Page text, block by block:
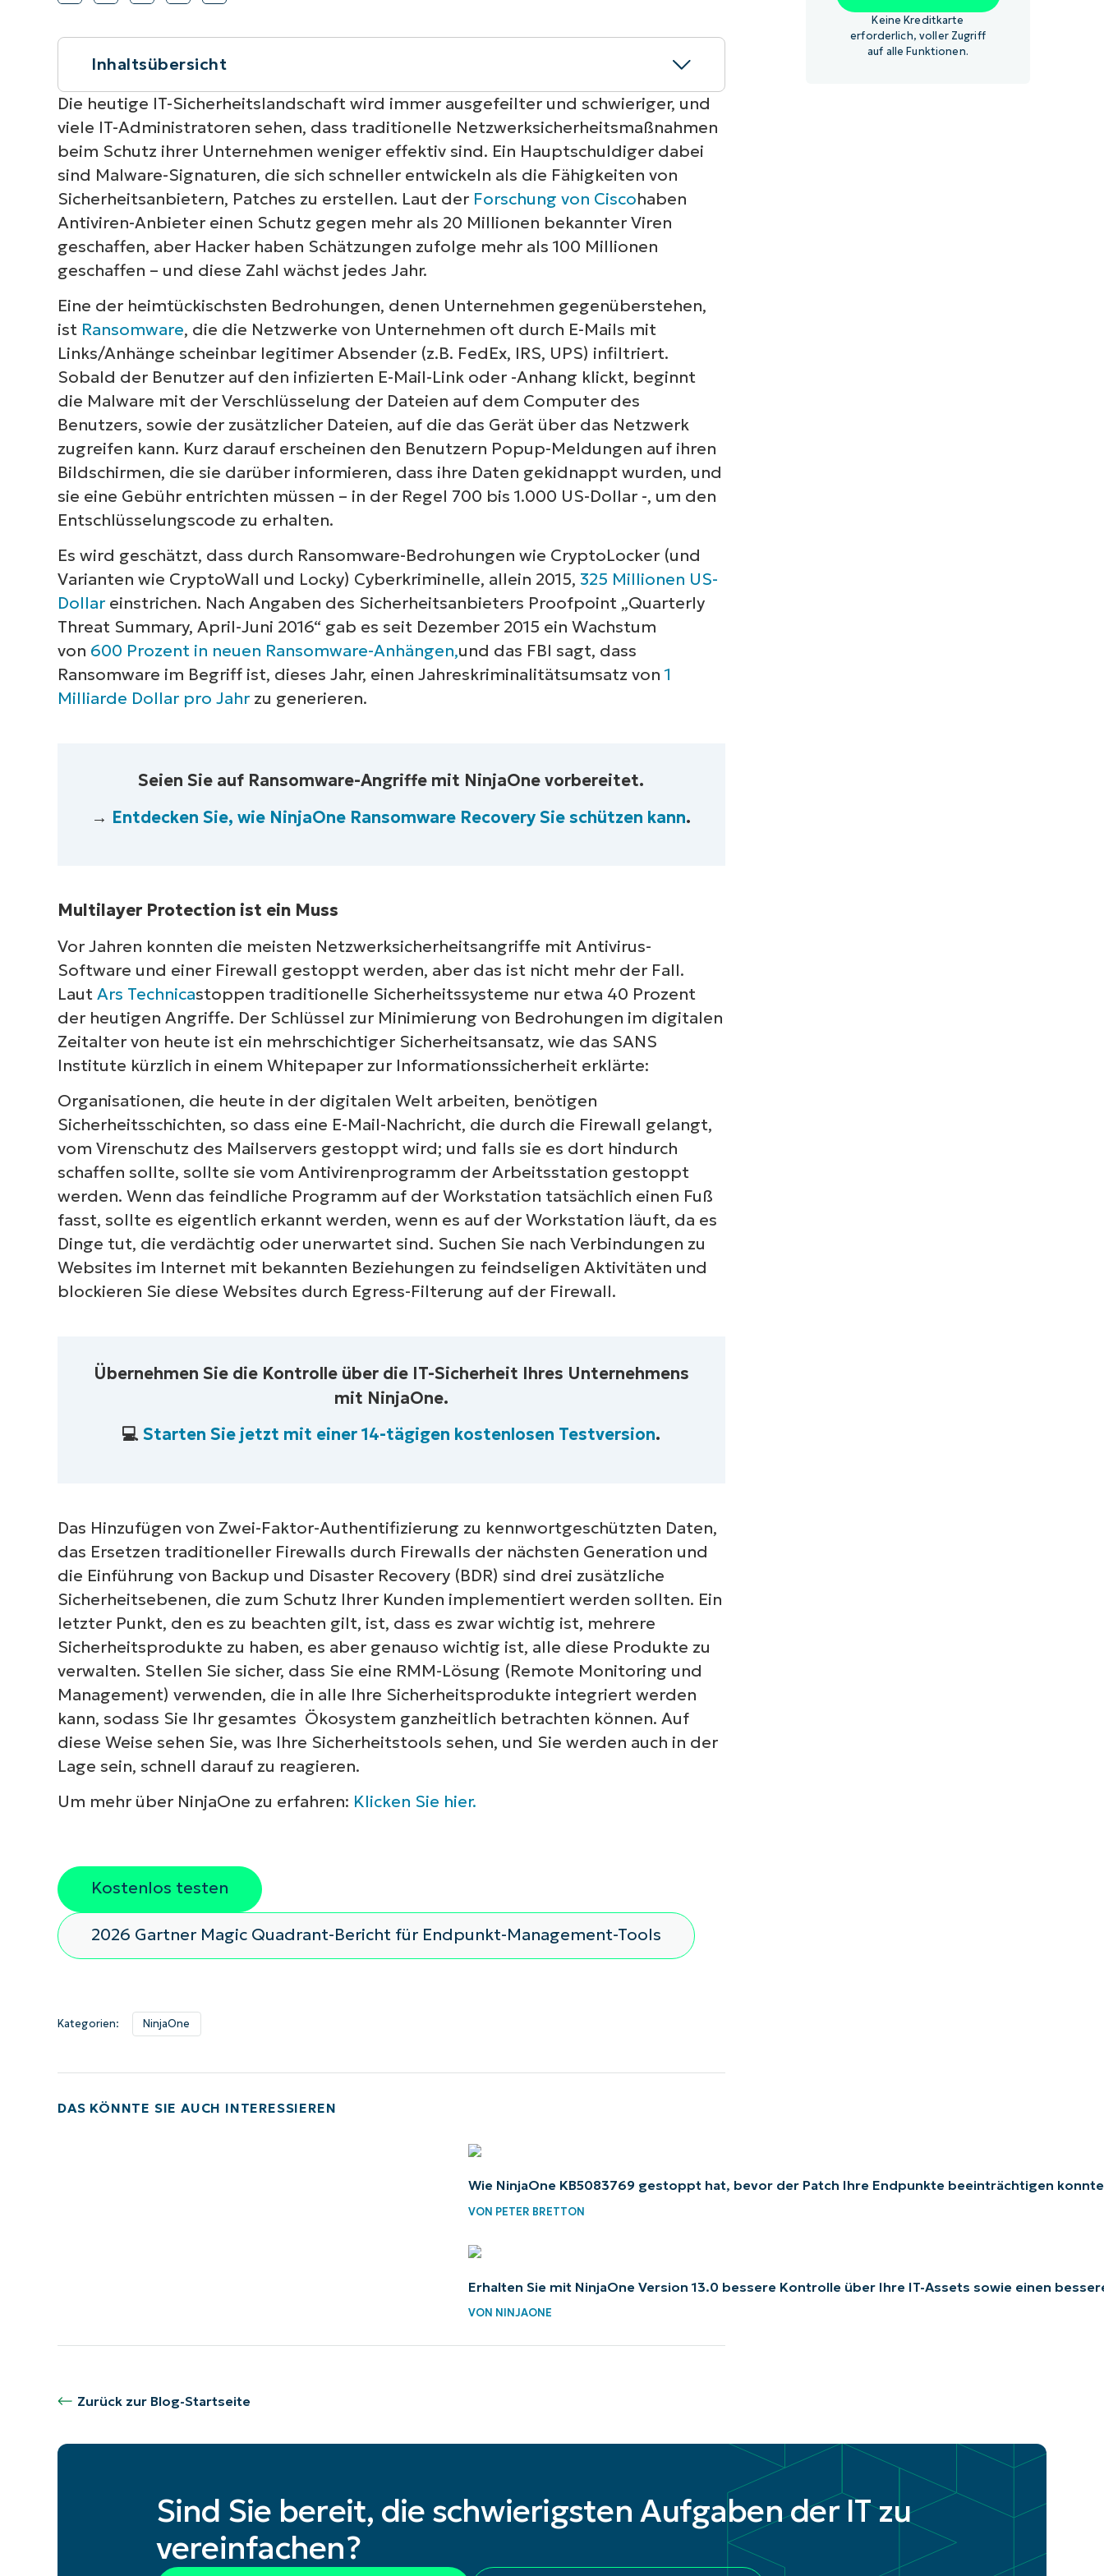
VERTRIEB KONTAKTIEREN PRODUKTVORSTELLUNG ANSEHEN
PRODUKT-
VERTRIEB KONTAKTIEREN
VERTRIEB KONTAKTIEREN PRODUKTVORSTELLUNG ANSEHEN
Inhaltsübersicht
Kurzüberblick
Die heutige IT-Sicherheitslandschaft wird immer ausgefeilter und schwieriger, und
viele IT-Administratoren sehen, dass traditionelle Netzwerksicherheitsmaßnahmen
beim Schutz ihrer Unternehmen weniger effektiv sind. Ein Hauptschuldiger dabei
sind Malware-Signaturen, die sich schneller entwickeln als die Fähigkeiten von
Sicherheitsanbietern, Patches zu erstellen. Laut der Forschung von Ciscohaben
Antiviren-Anbieter einen Schutz gegen mehr als 20 Millionen bekannter Viren
geschaffen, aber Hacker haben Schätzungen zufolge mehr als 100 Millionen
geschaffen – und diese Zahl wächst jedes Jahr.
Eine der heimtückischsten Bedrohungen, denen Unternehmen gegenüberstehen,
ist Ransomware, die die Netzwerke von Unternehmen oft durch E-Mails mit
Links/Anhänge scheinbar legitimer Absender (z.B. FedEx, IRS, UPS) infiltriert.
Sobald der Benutzer auf den infizierten E-Mail-Link oder -Anhang klickt, beginnt
die Malware mit der Verschlüsselung der Dateien auf dem Computer des
Benutzers, sowie der zusätzlicher Dateien, auf die das Gerät über das Netzwerk
zugreifen kann. Kurz darauf erscheinen den Benutzern Popup-Meldungen auf ihren
Bildschirmen, die sie darüber informieren, dass ihre Daten gekidnappt wurden, und
sie eine Gebühr entrichten müssen – in der Regel 700 bis 1.000 US-Dollar -, um den
Entschlüsselungscode zu erhalten.
Es wird geschätzt, dass durch Ransomware-Bedrohungen wie CryptoLocker (und
Varianten wie CryptoWall und Locky) Cyberkriminelle, allein 2015, 325 Millionen US-
Dollareinstrichen. Nach Angaben des Sicherheitsanbieters Proofpoint „Quarterly
Threat Summary, April-Juni 2016“ gab es seit Dezember 2015 ein Wachstum
von 600 Prozent in neuen Ransomware-Anhängen,und das FBI sagt, dass
Ransomware im Begriff ist, dieses Jahr, einen Jahreskriminalitätsumsatz von1
Milliarde Dollar pro Jahrzu generieren.
Seien Sie auf Ransomware-Angriffe mit NinjaOne vorbereitet.
→ Entdecken Sie, wie NinjaOne Ransomware Recovery Sie schützen kann.
Multilayer Protection ist ein Muss
Vor Jahren konnten die meisten Netzwerksicherheitsangriffe mit Antivirus-
Software und einer Firewall gestoppt werden, aber das ist nicht mehr der Fall.
Laut Ars Technicastoppen traditionelle Sicherheitssysteme nur etwa 40 Prozent
der heutigen Angriffe. Der Schlüssel zur Minimierung von Bedrohungen im digitalen
Zeitalter von heute ist ein mehrschichtiger Sicherheitsansatz, wie das SANS
Institute kürzlich in einem Whitepaper zur Informationssicherheit erklärte:
Organisationen, die heute in der digitalen Welt arbeiten, benötigen
Sicherheitsschichten, so dass eine E-Mail-Nachricht, die durch die Firewall gelangt,
vom Virenschutz des Mailservers gestoppt wird; und falls sie es dort hindurch
schaffen sollte, sollte sie vom Antivirenprogramm der Arbeitsstation gestoppt
werden. Wenn das feindliche Programm auf der Workstation tatsächlich einen Fuß
fasst, sollte es eigentlich erkannt werden, wenn es auf der Workstation läuft, da es
Dinge tut, die verdächtig oder unerwartet sind. Suchen Sie nach Verbindungen zu
Websites im Internet mit bekannten Beziehungen zu feindseligen Aktivitäten und
blockieren Sie diese Websites durch Egress-Filterung auf der Firewall.
Übernehmen Sie die Kontrolle über die IT-Sicherheit Ihres Unternehmens
mit NinjaOne.
💻Starten Sie jetzt mit einer 14-tägigen kostenlosen Testversion.
Das Hinzufügen von Zwei-Faktor-Authentifizierung zu kennwortgeschützten Daten,
das Ersetzen traditioneller Firewalls durch Firewalls der nächsten Generation und
die Einführung von Backup und Disaster Recovery (BDR) sind drei zusätzliche
Sicherheitsebenen, die zum Schutz Ihrer Kunden implementiert werden sollten. Ein
letzter Punkt, den es zu beachten gilt, ist, dass es zwar wichtig ist, mehrere
Sicherheitsprodukte zu haben, es aber genauso wichtig ist, alle diese Produkte zu
verwalten. Stellen Sie sicher, dass Sie eine RMM-Lösung (Remote Monitoring und
Management) verwenden, die in alle Ihre Sicherheitsprodukte integriert werden
kann, sodass Sie Ihr gesamtes Ökosystem ganzheitlich betrachten können. Auf
diese Weise sehen Sie, was Ihre Sicherheitstools sehen, und Sie werden auch in der
Lage sein, schnell darauf zu reagieren.
Um mehr über NinjaOne zu erfahren: Klicken Sie hier.
Kostenlos testen
2026 Gartner Magic Quadrant-Bericht für Endpunkt-Management-Tools
Kategorien: NinjaOne
DAS KÖNNTE SIE AUCH INTERESSIEREN
Wie NinjaOne KB5083769 gestoppt hat, bevor der Patch Ihre Endpunkte beeinträchtigen konnte
VON PETER BRETTON
Erhalten Sie mit NinjaOne Version 13.0 bessere Kontrolle über Ihre IT-Assets sowie einen
VON NINJAONE
Zurück zur Blog-Startseite
Keine Kreditkarte
erforderlich, voller Zugriff
auf alle Funktionen.
Sind Sie bereit, die schwierigsten Aufgaben der IT zu
vereinfachen?
Sehen Sie NinjaOne in
Aktion
Management, Patching, MDM, Ticketing und mehr
vereinfacht
Demos ansehen